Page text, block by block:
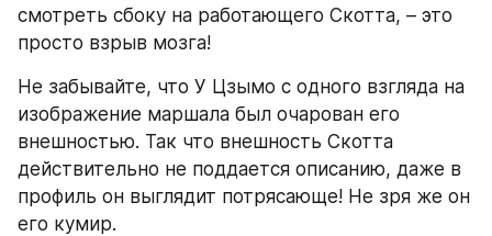
смотреть сбоку на работающего Скотта, – это
просто взрыв мозга!
Не забывайте, что У Цзымо с одного взгляда на
изображение маршала был очарован его
внешностью. Так что внешность Скотта
действительно не поддается описанию, даже в
профиль он выглядит потрясающе! Не зря же он
его кумир.